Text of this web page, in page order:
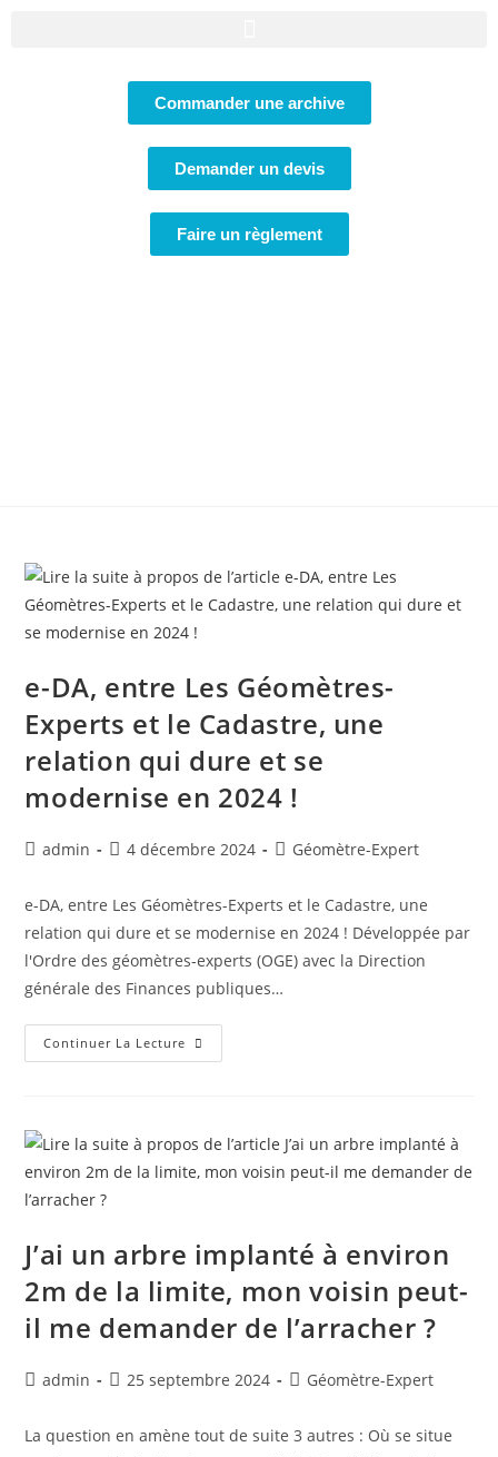
Commander une archive
Demander un devis
Faire un règlement
e-DA, entre Les Géomètres-
Experts et le Cadastre, une
relation qui dure et se
modernise en 2024 !
admin 4 décembre 2024 Géomètre-Expert
e-DA, entre Les Géomètres-Experts et le Cadastre, une
relation qui dure et se modernise en 2024 ! Développée par
l'Ordre des géomètres-experts (OGE) avec la Direction
générale des Finances publiques…
Continuer La Lecture
J’ai un arbre implanté à environ
2m de la limite, mon voisin peut-
il me demander de l’arracher ?
admin 25 septembre 2024 Géomètre-Expert
La question en amène tout de suite 3 autres : Où se situe